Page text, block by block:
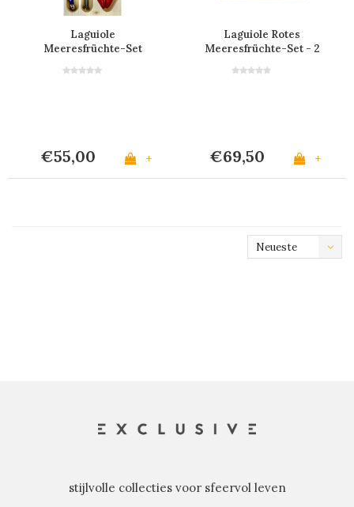
Laguiole
Meeresfrüchte-Set
Display
€55,00 +
Laguiole Rotes
Meeresfrüchte-Set - 2
Hummergabeln
€69,50 +
Neueste
stijlvolle collecties voor sfeervol leven